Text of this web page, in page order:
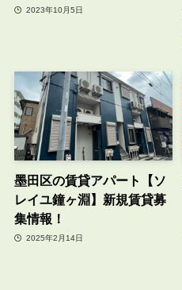
2023年10月5日
墨田区の賃貸アパート【ソ
レイユ鐘ヶ淵】新規賃貸募
集情報！
2025年2月14日